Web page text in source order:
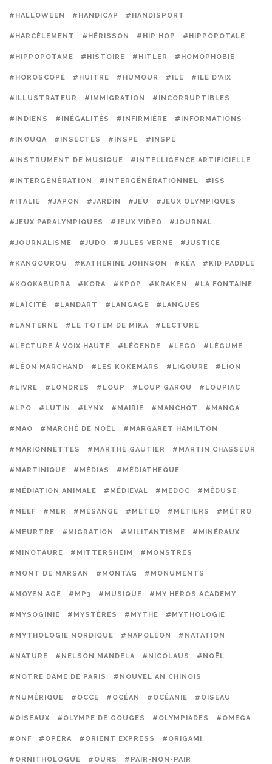
#HALLOWEEN #HANDICAP #HANDISPORT
#HARCÈLEMENT #HÉRISSON #HIP HOP #HIPPOPOTALE
#HIPPOPOTAME #HISTOIRE #HITLER #HOMOPHOBIE
#HOROSCOPE #HUITRE #HUMOUR #ILE #ILE D'AIX
#ILLUSTRATEUR #IMMIGRATION #INCORRUPTIBLES
#INDIENS #INÉGALITÉS #INFIRMIÈRE #INFORMATIONS
#INOUQA #INSECTES #INSPE #INSPÉ
#INSTRUMENT DE MUSIQUE #INTELLIGENCE ARTIFICIELLE
#INTERGÉNÉRATION #INTERGÉNÉRATIONNEL #ISS
#ITALIE #JAPON #JARDIN #JEU #JEUX OLYMPIQUES
#JEUX PARALYMPIQUES #JEUX VIDEO #JOURNAL
#JOURNALISME #JUDO #JULES VERNE #JUSTICE
#KANGOUROU #KATHERINE JOHNSON #KÉA #KID PADDLE
#KOOKABURRA #KORA #KPOP #KRAKEN #LA FONTAINE
#LAÏCITÉ #LANDART #LANGAGE #LANGUES
#LANTERNE #LE TOTEM DE MIKA #LECTURE
#LECTURE À VOIX HAUTE #LÉGENDE #LEGO #LÉGUME
#LÉON MARCHAND #LES KOKEMARS #LIGOURE #LION
#LIVRE #LONDRES #LOUP #LOUP GAROU #LOUPIAC
#LPO #LUTIN #LYNX #MAIRIE #MANCHOT #MANGA
#MAO #MARCHÉ DE NOËL #MARGARET HAMILTON
#MARIONNETTES #MARTHE GAUTIER #MARTIN CHASSEUR
#MARTINIQUE #MÉDIAS #MÉDIATHÈQUE
#MÉDIATION ANIMALE #MÉDIÉVAL #MEDOC #MÉDUSE
#MEEF #MER #MÉSANGE #MÉTÉO #MÉTIERS #MÉTRO
#MEURTRE #MIGRATION #MILITANTISME #MINÉRAUX
#MINOTAURE #MITTERSHEIM #MONSTRES
#MONT DE MARSAN #MONTAG #MONUMENTS
#MOYEN AGE #MP3 #MUSIQUE #MY HEROS ACADEMY
#MYSOGINIE #MYSTÈRES #MYTHE #MYTHOLOGIE
#MYTHOLOGIE NORDIQUE #NAPOLÉON #NATATION
#NATURE #NELSON MANDELA #NICOLAUS #NOËL
#NOTRE DAME DE PARIS #NOUVEL AN CHINOIS
#NUMÉRIQUE #OCCE #OCÉAN #OCÉANIE #OISEAU
#OISEAUX #OLYMPE DE GOUGES #OLYMPIADES #OMEGA
#ONF #OPÉRA #ORIENT EXPRESS #ORIGAMI
#ORNITHOLOGUE #OURS #PAIR-NON-PAIR